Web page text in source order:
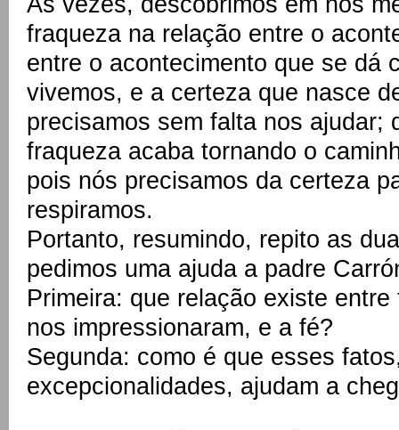
fraqueza na relação entre o
entre o acontecimento que se dá
vivemos, e a certeza que nasce
precisamos sem falta nos ajudar;
fraqueza acaba tornando o
pois nós precisamos da certeza
respiramos.
Portanto, resumindo, repito as
pedimos uma ajuda a padre
Primeira: que relação existe
nos impressionaram, e a fé?
Segunda: como é que esses
excepcionalidades, ajudam a